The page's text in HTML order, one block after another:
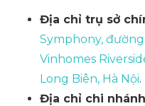
Địa chỉ trụ sở
Symphony,
Vinhomes
Long Biên, Hà Nội.
Địa chỉ chi